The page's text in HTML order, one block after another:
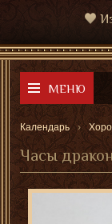
МЕНЮ
Календарь
Часы